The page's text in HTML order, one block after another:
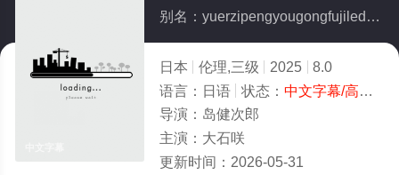
别名：yuerzipengyougongfujiledeyinluansiyuan
日本 伦理,三级 2025
8.0
语言： 日语 状态： 中文字幕/高清
导演： 岛健次郎
主演： 大石咲
更新时间： 2026-05-31